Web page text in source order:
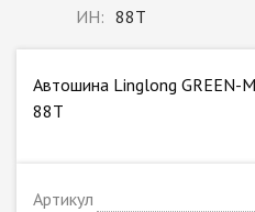
ИН: 88T
Автошина Linglong GREEN-
88T
Артикул